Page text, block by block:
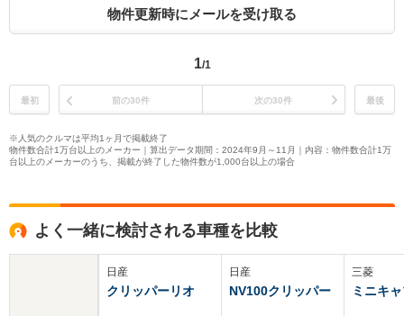
物件更新時にメールを受け取る
1/1
最初 前の30件 次の30件 最後
※人気のクルマは平均1ヶ月で掲載終了
物件数合計1万台以上のメーカー｜算出データ期間：2024年9月～11月｜内容：物件数合計1万
台以上のメーカーのうち、掲載が終了した物件数が1,000台以上の場合
よく一緒に検討される車種を比較
日産
クリッパーリオ
日産
NV100クリッパー
三菱
ミニキ